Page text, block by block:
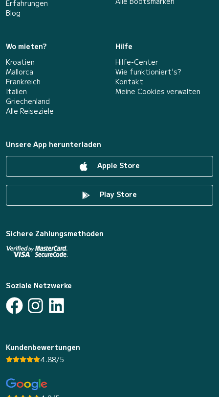
Erfahrungen
Blog
Wo mieten?
Kroatien
Mallorca
Frankreich
Italien
Griechenland
Alle Reiseziele
Hilfe
Hilfe-Center
Wie funktioniert's?
Kontakt
Meine Cookies verwalten
Unsere App herunterladen
Apple Store
Play Store
Sichere Zahlungsmethoden
Soziale Netzwerke
Kundenbewertungen
4.88/5